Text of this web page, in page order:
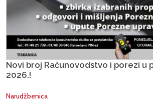
Novi broj Računovodstvo i porezi u
2026.!
Narudžbenica